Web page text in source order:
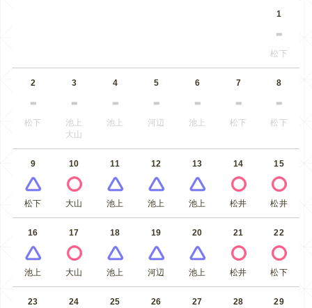
1
松下
2
松下
3
池上
大山
4
池上
5
河辺
6
池上
7
松下
8
松下
9
松下
10
大山
11
池上
12
池上
13
池上
14
松井
15
松井
16
池上
17
大山
18
池上
19
河辺
20
池上
21
松井
22
松下
23 24 25 26 27 28 29